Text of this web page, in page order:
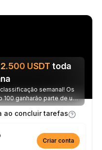
2.500 USDT toda
semanal! Os
ganharão parte de um
toda semana.
ao concluir tarefas
Criar conta